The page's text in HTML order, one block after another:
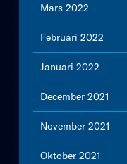
Mars 2022
Februari 2022
Januari 2022
December 2021
November 2021
Oktober 2021